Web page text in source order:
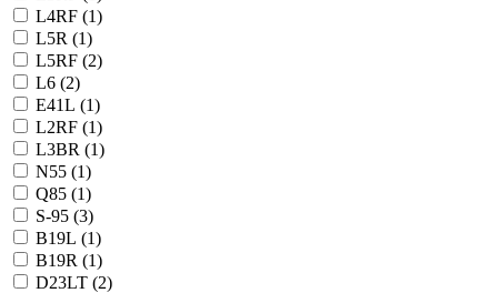
L4RF (1)
L5R (1)
L5RF (2)
L6 (2)
E41L (1)
L2RF (1)
L3BR (1)
N55 (1)
Q85 (1)
S-95 (3)
B19L (1)
B19R (1)
D23LT (2)